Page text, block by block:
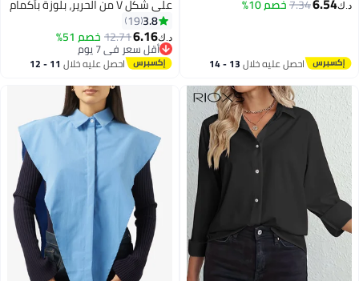
د.ك‏ 7.34خصم 10%
احصل عليه خلال 13 - 14
14
على شكل V من الحرير، بلوزة بأكمام
طويلة وأزرار، بلوزة أنيقة وعصرية
من قماش قابل للتنفس، قميص
متعدد الاستخدامات من المكتب إلى
عطلة نهاية الأسبوع، بلوزة أنثوية
3.8
19
د.ك‏6.16
12.71خصم 51%
أقل سعر في 7 يوم
أقل سعر في 7 يوماحصل عليه خلال 11 - 12